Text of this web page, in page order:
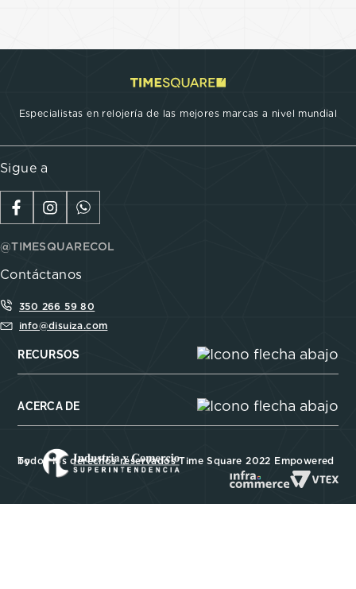
Especialistas en relojería de las mejores marcas a nivel mundial
Sigue a
@TIMESQUARECOL
Contáctanos
350 266 59 80
info@disuiza.com
RECURSOS
ACERCA DE
Todos los derechos reservados Time Square 2022 Empowered by